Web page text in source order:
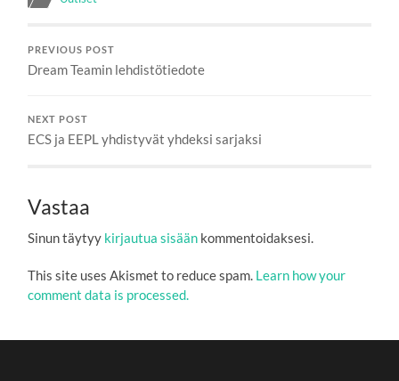
PREVIOUS POST
Dream Teamin lehdistötiedote
NEXT POST
ECS ja EEPL yhdistyvät yhdeksi sarjaksi
Vastaa
Sinun täytyy kirjautua sisään kommentoidaksesi.
This site uses Akismet to reduce spam. Learn how your
comment data is processed.